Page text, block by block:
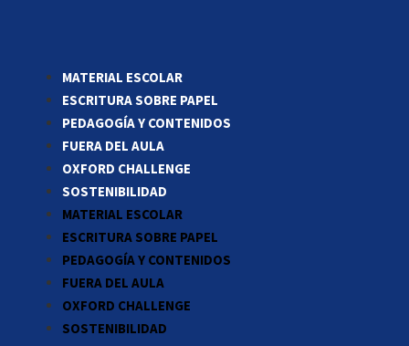
MATERIAL ESCOLAR
ESCRITURA SOBRE PAPEL
PEDAGOGÍA Y CONTENIDOS
FUERA DEL AULA
OXFORD CHALLENGE
SOSTENIBILIDAD
MATERIAL ESCOLAR
ESCRITURA SOBRE PAPEL
PEDAGOGÍA Y CONTENIDOS
FUERA DEL AULA
OXFORD CHALLENGE
SOSTENIBILIDAD